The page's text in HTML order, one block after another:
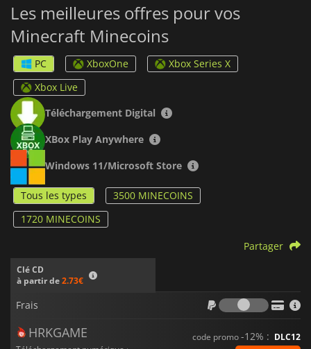
Les meilleures offres pour vos
Minecraft Minecoins
PC XboxOne
Xbox Series X
Xbox Live
Téléchargement Digital
XBox Play Anywhere
Windows 11/Microsoft Store
Tous les types
3500 MINECOINS
1720 MINECOINS
Clé CD
à partir de2.73€
Partager
Frais
Frais
HRKGAME code promo-12% : DLC12